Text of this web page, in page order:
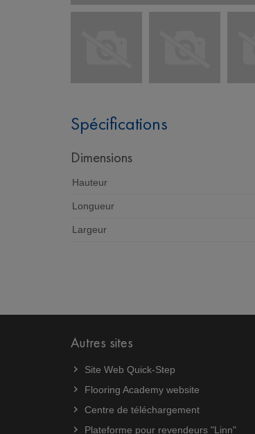
Spécifications
Dimensions
Hauteur
Longueur
Largeur
Autres sites
Site Web Quick-Step
Flooring Academy website
Centre de téléchargement
Plateforme pour revendeurs "Linn"